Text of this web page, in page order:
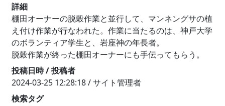
詳細
棚田オーナーの脱穀作業と並行して、マンネングサの植
え付け作業が行なわれた。作業に当たるのは、神戸大学
のボランティア学生と、岩座神の年長者。
脱穀作業が終った棚田オーナーにも手伝ってもらう。
投稿日時 / 投稿者
2024-03-25 12:28:18 / サイト管理者
検索タグ